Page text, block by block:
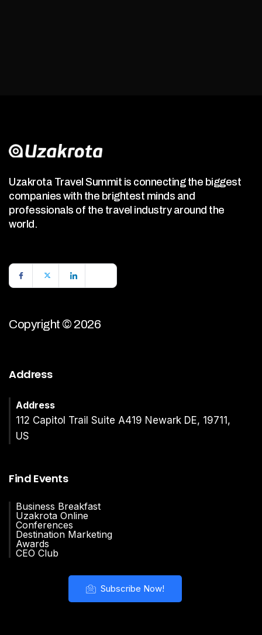
Uzakrota Travel Summit is connecting the biggest
companies with the brightest minds and
professionals of the travel industry around the
world.
Copyright © 2026
Address
Address
112 Capitol Trail Suite A419 Newark DE, 19711,
US
Find Events
Business Breakfast
Uzakrota Online
Conferences
Destination Marketing
Awards
CEO Club
Subscribe Now!